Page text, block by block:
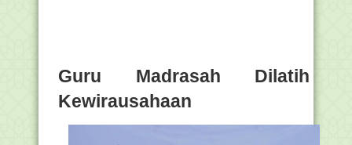
Guru Madrasah Dilatih
Kewirausahaan